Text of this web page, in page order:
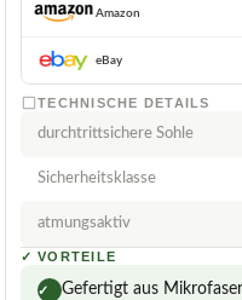
Amazon
eBay
TECHNISCHE DETAILS
durchtrittsichere Sohle
Sicherheitsklasse
atmungsaktiv
✓ VORTEILE
✓ Gefertigt aus